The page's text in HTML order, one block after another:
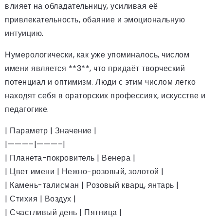
влияет на обладательницу, усиливая её
привлекательность, обаяние и эмоциональную
интуицию.
Нумерологически, как уже упоминалось, числом
имени является **3**, что придаёт творческий
потенциал и оптимизм. Люди с этим числом легко
находят себя в ораторских профессиях, искусстве и
педагогике.
| Параметр | Значение |
|———–|———–|
| Планета-покровитель | Венера |
| Цвет имени | Нежно-розовый, золотой |
| Камень-талисман | Розовый кварц, янтарь |
| Стихия | Воздух |
| Счастливый день | Пятница |